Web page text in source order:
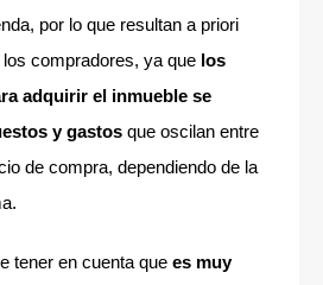
por lo que resultan a priori
compradores, ya que los
adquirir el inmueble se
y gastos que oscilan entre
de compra, dependiendo de la
tener en cuenta que es muy